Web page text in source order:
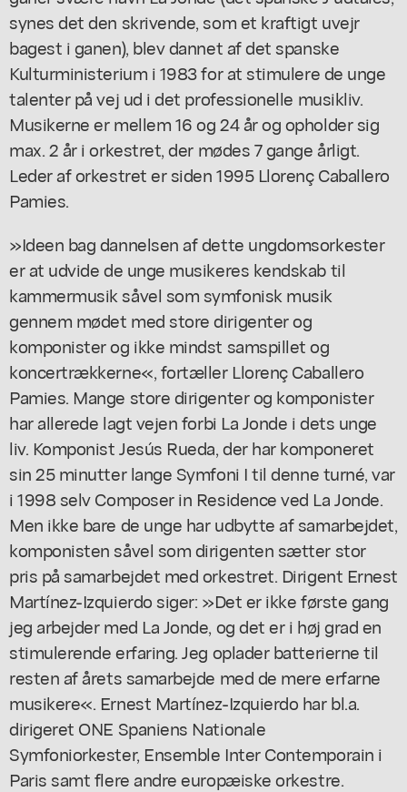
synes det den skrivende, som et kraftigt uvejr
bagest i ganen), blev dannet af det spanske
Kulturministerium i 1983 for at stimulere de unge
talenter på vej ud i det professionelle musikliv.
Musikerne er mellem 16 og 24 år og opholder sig
max. 2 år i orkestret, der mødes 7 gange årligt.
Leder af orkestret er siden 1995 Llorenç Caballero
Pamies.
»Ideen bag dannelsen af dette ungdomsorkester
er at udvide de unge musikeres kendskab til
kammermusik såvel som symfonisk musik
gennem mødet med store dirigenter og
komponister og ikke mindst samspillet og
koncertrækkerne«, fortæller Llorenç Caballero
Pamies. Mange store dirigenter og komponister
har allerede lagt vejen forbi La Jonde i dets unge
liv. Komponist Jesús Rueda, der har komponeret
sin 25 minutter lange Symfoni I til denne turné, var
i 1998 selv Composer in Residence ved La Jonde.
Men ikke bare de unge har udbytte af samarbejdet,
komponisten såvel som dirigenten sætter stor
pris på samarbejdet med orkestret. Dirigent Ernest
Martínez-Izquierdo siger: »Det er ikke første gang
jeg arbejder med La Jonde, og det er i høj grad en
stimulerende erfaring. Jeg oplader batterierne til
resten af årets samarbejde med de mere erfarne
musikere«. Ernest Martínez-Izquierdo har bl.a.
dirigeret ONE Spaniens Nationale
Symfoniorkester, Ensemble Inter Contemporain i
Paris samt flere andre europæiske orkestre.